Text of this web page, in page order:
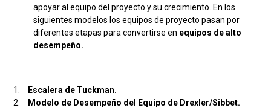
apoyar al equipo del proyecto y su crecimiento. En los
siguientes modelos los equipos de proyecto pasan por
diferentes etapas para convertirse en equipos de alto
desempeño.
Escalera de Tuckman.
Modelo de Desempeño del Equipo de Drexler/Sibbet.